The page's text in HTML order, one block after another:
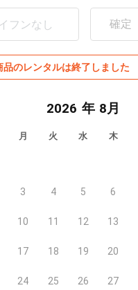
確定
品のレンタルは終了しました
8月
月 火 水 木
3 4 5 6
10 11 12 13
17 18 19 20
24 25 26 27